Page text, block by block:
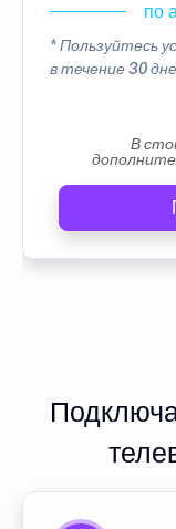
по
* Пользуйтесь
в течение 30
В